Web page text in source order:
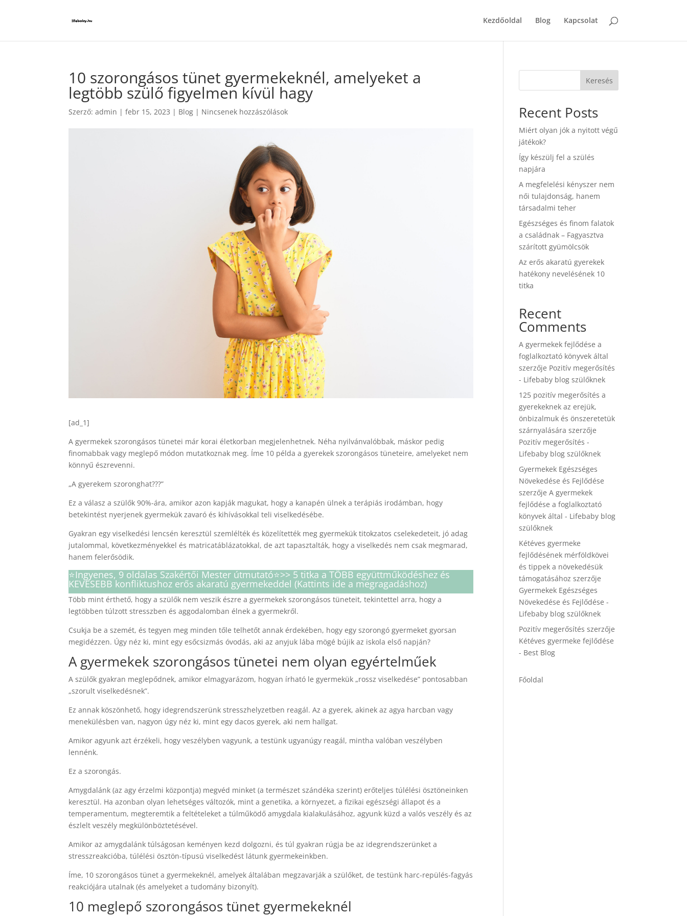
Kezdőoldal Blog Kapcsolat
10 szorongásos tünet gyermekeknél, amelyeket a
legtöbb szülő figyelmen kívül hagy
Szerző:admin |febr 15, 2023 | Blog | Nincsenek hozzászólások
[ad_1]
A gyermekek szorongásos tünetei már korai életkorban megjelenhetnek. Néha nyilvánvalóbbak, máskor pedig
finomabbak vagy meglepő módon mutatkoznak meg. Íme 10 példa a gyerekek szorongásos tüneteire, amelyeket nem
könnyű észrevenni.
„A gyerekem szoronghat???”
Ez a válasz a szülők 90%-ára, amikor azon kapják magukat, hogy a kanapén ülnek a terápiás irodámban, hogy
betekintést nyerjenek gyermekük zavaró és kihívásokkal teli viselkedésébe.
Gyakran egy viselkedési lencsén keresztül szemlélték és közelítették meg gyermekük titokzatos cselekedeteit, jó adag
jutalommal, következményekkel és matricatáblázatokkal, de azt tapasztalták, hogy a viselkedés nem csak megmarad,
hanem felerősödik.
⭐️Ingyenes, 9 oldalas Szakértői Mester útmutató⭐️>> 5 titka a TÖBB együttműködéshez és
KEVESEBB konfliktushoz erős akaratú gyermekeddel (Kattints ide a megragadáshoz)
Több mint érthető, hogy a szülők nem veszik észre a gyermekek szorongásos tüneteit, tekintettel arra, hogy a
legtöbben túlzott stresszben és aggodalomban élnek a gyermekről.
Csukja be a szemét, és tegyen meg minden tőle telhetőt annak érdekében, hogy egy szorongó gyermeket gyorsan
megidézzen. Úgy néz ki, mint egy esőcsizmás óvodás, aki az anyjuk lába mögé bújik az iskola első napján?
A gyermekek szorongásos tünetei nem olyan egyértelműek
A szülők gyakran meglepődnek, amikor elmagyarázom, hogyan írható le gyermekük „rossz viselkedése” pontosabban
„szorult viselkedésnek”.
Ez annak köszönhető, hogy idegrendszerünk stresszhelyzetben reagál. Az a gyerek, akinek az agya harcban vagy
menekülésben van, nagyon úgy néz ki, mint egy dacos gyerek, aki nem hallgat.
Amikor agyunk azt érzékeli, hogy veszélyben vagyunk, a testünk ugyanúgy reagál, mintha valóban veszélyben
lennénk.
Ez a szorongás.
Amygdalánk (az agy érzelmi központja) megvéd minket (a természet szándéka szerint) erőteljes túlélési ösztöneinken
keresztül. Ha azonban olyan lehetséges változók, mint a genetika, a környezet, a fizikai egészségi állapot és a
temperamentum, megteremtik a feltételeket a túlműködő amygdala kialakulásához, agyunk küzd a valós veszély és az
észlelt veszély megkülönböztetésével.
Amikor az amygdalánk túlságosan keményen kezd dolgozni, és túl gyakran rúgja be az idegrendszerünket a
stresszreakcióba, túlélési ösztön-típusú viselkedést látunk gyermekeinkben.
Íme, 10 szorongásos tünet a gyermekeknél, amelyek általában megzavarják a szülőket, de testünk harc-repülés-fagyás
reakciójára utalnak (és amelyeket a tudomány bizonyít).
10 meglepő szorongásos tünet gyermekeknél
Keresés
Recent Posts
Miért olyan jók a nyitott végű
játékok?
Így készülj fel a szülés
napjára
A megfelelési kényszer nem
női tulajdonság, hanem
társadalmi teher
Egészséges és finom falatok
a családnak – Fagyasztva
szárított gyümölcsök
Az erős akaratú gyerekek
hatékony nevelésének 10
titka
Recent
Comments
A gyermekek fejlődése a
foglalkoztató könyvek által
szerzője Pozitív megerősítés
- Lifebaby blog szülőknek
125 pozitív megerősítés a
gyerekeknek az erejük,
önbizalmuk és önszeretetük
szárnyalására szerzője
Pozitív megerősítés -
Lifebaby blog szülőknek
Gyermekek Egészséges
Növekedése és Fejlődése
szerzőjeA gyermekek
fejlődése a foglalkoztató
könyvek által - Lifebaby blog
szülőknek
Kétéves gyermeke
fejlődésének mérföldkövei
és tippek a növekedésük
támogatásához szerzője
Gyermekek Egészséges
Növekedése és Fejlődése -
Lifebaby blog szülőknek
Pozitív megerősítés szerzője
Kétéves gyermeke fejlődése
- Best Blog
Főoldal